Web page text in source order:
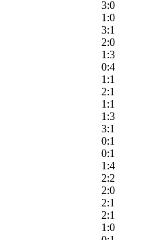
3:0
1:0
3:1
2:0
1:3
0:4
1:1
2:1
1:1
1:3
3:1
0:1
0:1
1:4
2:2
2:0
2:1
2:1
1:0